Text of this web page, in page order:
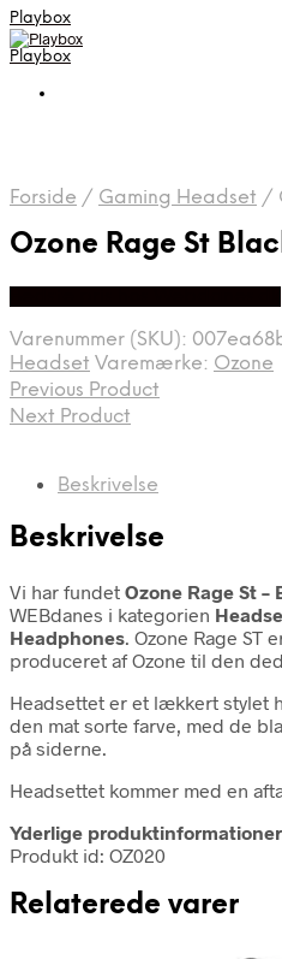
Playbox
Playbox
Forside / Gaming Headset /
Ozone Rage St
Varenummer (SKU):
Headset Varemærke: Ozone
Previous Product
Next Product
Beskrivelse
Beskrivelse
Vi har fundet Ozone Rage St –
WEBdanes i kategorien
Headphones. Ozone Rage ST
produceret af Ozone til den
Headsettet er et lækkert stylet
den mat sorte farve, med de
på siderne.
Headsettet kommer med en
Yderlige
Produkt id: OZ020
Relaterede varer